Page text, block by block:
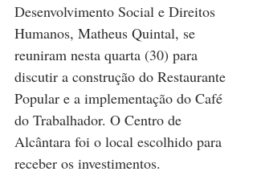
Desenvolvimento Social e Direitos
Humanos, Matheus Quintal, se
reuniram nesta quarta (30) para
discutir a construção do Restaurante
Popular e a implementação do Café
do Trabalhador. O Centro de
Alcântara foi o local escolhido para
receber os investimentos.